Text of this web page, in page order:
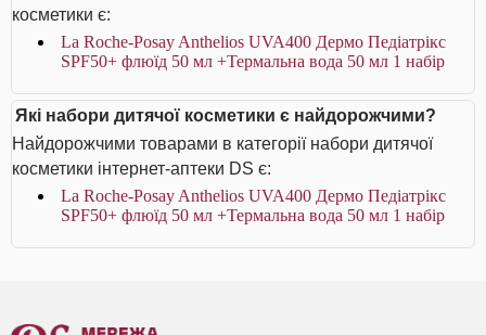
косметики є:
La Roche-Posay Anthelios UVA400 Дермо Педіатрікс
SPF50+ флюїд 50 мл +Термальна вода 50 мл 1 набір
Які набори дитячої косметики є найдорожчими?
Найдорожчими товарами в категорії набори дитячої
косметики інтернет-аптеки DS є:
La Roche-Posay Anthelios UVA400 Дермо Педіатрікс
SPF50+ флюїд 50 мл +Термальна вода 50 мл 1 набір